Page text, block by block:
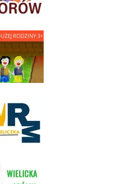
Dużej Rodziny
Transportowej